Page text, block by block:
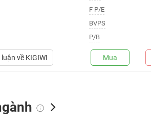
F P/E
BVPS
P/B
về KIGIWI Mua